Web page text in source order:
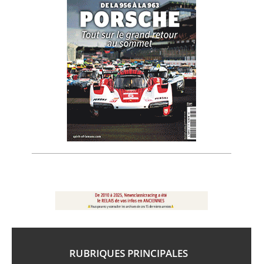
RUBRIQUES PRINCIPALES